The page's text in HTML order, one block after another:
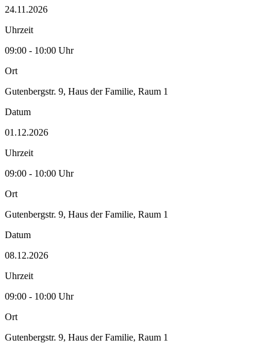
24.11.2026
Uhrzeit
09:00 - 10:00 Uhr
Ort
Gutenbergstr. 9, Haus der Familie, Raum 1
Datum
01.12.2026
Uhrzeit
09:00 - 10:00 Uhr
Ort
Gutenbergstr. 9, Haus der Familie, Raum 1
Datum
08.12.2026
Uhrzeit
09:00 - 10:00 Uhr
Ort
Gutenbergstr. 9, Haus der Familie, Raum 1